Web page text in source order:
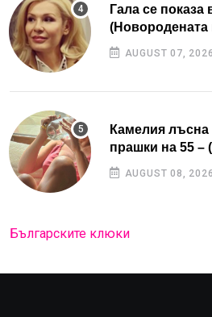
Гала се показа
(Новородената
AUGUST 07, 2026
Камелия лъсна
прашки на 55 –
AUGUST 08, 2026
Българските клюки